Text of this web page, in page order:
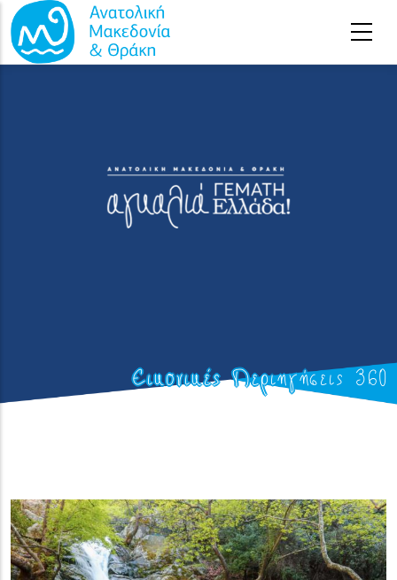
Παράκαμψη προς το κυρίως περιεχόμενο
Εικονικές Περιηγήσεις 360